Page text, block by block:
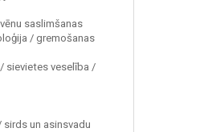
saslimšanas
/ gremošanas
sievietes veselība /
sirds un asinsvadu